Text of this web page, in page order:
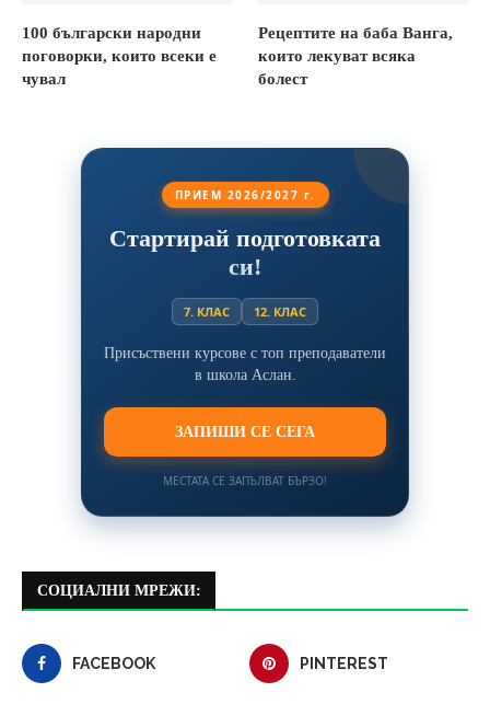
100 български народни
поговорки, които всеки е
чувал
Рецептите на баба Ванга,
които лекуват всяка
болест
ПРИЕМ 2026/2027 г.
Стартирай подготовката
си!
7. КЛАС 12. КЛАС
Присъствени курсове с топ преподаватели
в школа Аслан.
ЗАПИШИ СЕ СЕГА
МЕСТАТА СЕ ЗАПЪЛВАТ БЪРЗО!
СОЦИАЛНИ МРЕЖИ:
FACEBOOK PINTEREST